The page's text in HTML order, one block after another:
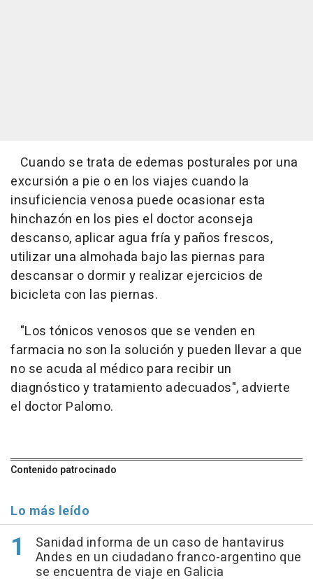
Cuando se trata de edemas posturales por una
excursión a pie o en los viajes cuando la
insuficiencia venosa puede ocasionar esta
hinchazón en los pies el doctor aconseja
descanso, aplicar agua fría y paños frescos,
utilizar una almohada bajo las piernas para
descansar o dormir y realizar ejercicios de
bicicleta con las piernas.
"Los tónicos venosos que se venden en
farmacia no son la solución y pueden llevar a que
no se acuda al médico para recibir un
diagnóstico y tratamiento adecuados", advierte
el doctor Palomo.
Contenido patrocinado
Lo más leído
Sanidad informa de un caso de hantavirus
Andes en un ciudadano franco-argentino que
se encuentra de viaje en Galicia